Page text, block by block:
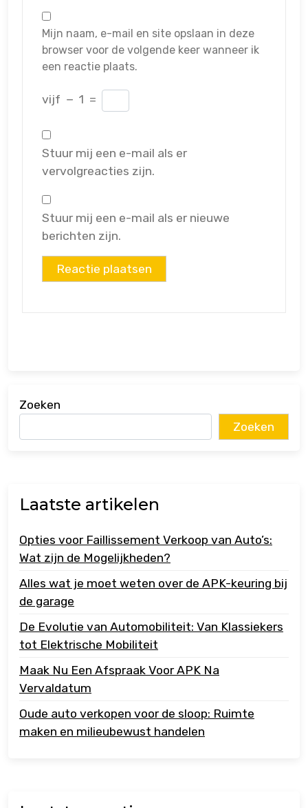
Mijn naam, e-mail en site opslaan in deze
browser voor de volgende keer wanneer ik
een reactie plaats.
vijf − 1 =
Stuur mij een e-mail als er
vervolgreacties zijn.
Stuur mij een e-mail als er nieuwe
berichten zijn.
Zoeken
Zoeken
Laatste artikelen
Opties voor Faillissement Verkoop van Auto’s:
Wat zijn de Mogelijkheden?
Alles wat je moet weten over de APK-keuring bij
de garage
De Evolutie van Automobiliteit: Van Klassiekers
tot Elektrische Mobiliteit
Maak Nu Een Afspraak Voor APK Na
Vervaldatum
Oude auto verkopen voor de sloop: Ruimte
maken en milieubewust handelen